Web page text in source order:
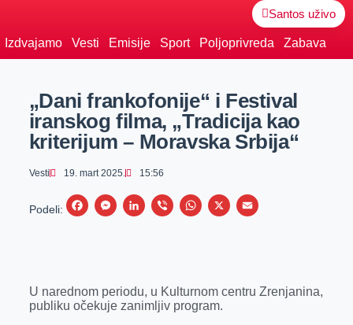
Santos uživo
Izdvajamo Vesti Emisije Sport Poljoprivreda Zabava
„Dani frankofonije“ i Festival
iranskog filma, „Tradicija kao
kriterijum – Moravska Srbija“
Vesti 19. mart 2025. 15:56
Podeli:
F
b
M
e
L
e
V
r
W
s
X
E
l
U narednom periodu, u Kulturnom centru Zrenjanina,
publiku očekuje zanimljiv program.